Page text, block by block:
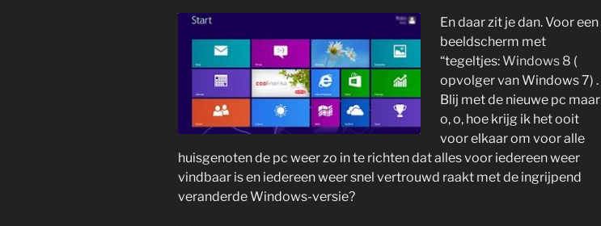
En daar zit je dan. Voor een
beeldscherm met
“tegeltjes:Windows 8 (
opvolger van Windows 7) .
Blij met de nieuwe pc maar
o, o, hoe krijg ik het ooit
voor elkaar om voor alle
huisgenoten de pc weer zo in te richten dat alles voor iedereen weer
vindbaar is en iedereen weer snel vertrouwd raakt met de ingrijpend
veranderde Windows-versie?